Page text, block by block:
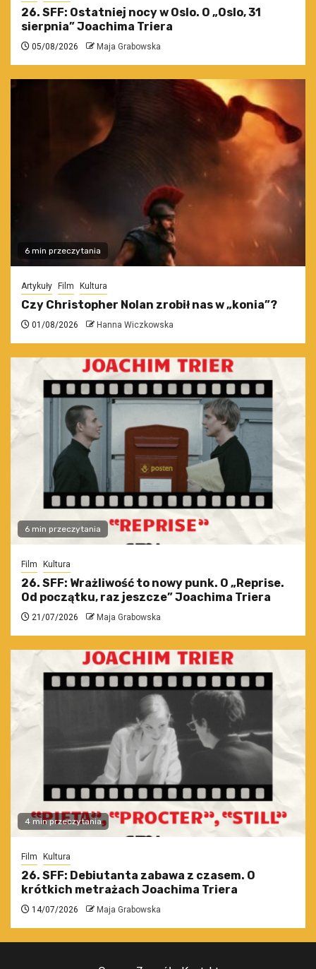
26. SFF: Ostatniej nocy w Oslo. O „Oslo, 31
sierpnia” Joachima Triera
05/08/2026 Maja Grabowska
6 min przeczytania
Artykuły Film Kultura
Czy Christopher Nolan zrobił nas w „konia”?
01/08/2026 Hanna Wiczkowska
6 min przeczytania
Film Kultura
26. SFF: Wrażliwość to nowy punk. O „Reprise.
Od początku, raz jeszcze” Joachima Triera
21/07/2026 Maja Grabowska
4 min przeczytania
Film Kultura
26. SFF: Debiutanta zabawa z czasem. O
krótkich metrażach Joachima Triera
14/07/2026 Maja Grabowska